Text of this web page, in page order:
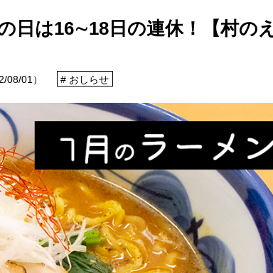
これやをご紹介！
ベントレポート メディア掲載 日々のこと
日は16∼18日の連休！【村の
08/01 ） おしらせ